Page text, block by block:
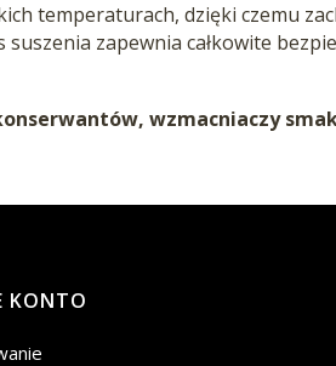
temperaturach, dzięki czemu
zapewnia całkowite
wzmacniaczy
KONTO